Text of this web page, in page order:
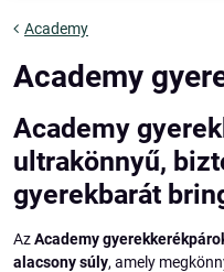
Academy
Academy
Academy
ultrakönnyű,
gyerekbarát
AzAcademy
alacsony súly, amely